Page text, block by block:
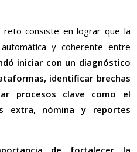
reto consiste en lograr que la
y coherente entre
iniciar con un diagnóstico
identificar brechas
procesos clave como el
extra, nómina y reportes